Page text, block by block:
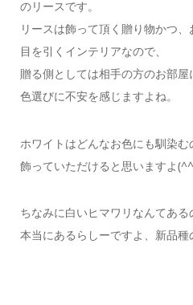
のリースです。
リースは飾って頂く贈り物かつ
目を引くインテリアなので、
贈る側としては相手の方のお部屋
色選びに不安を感じますよね。
ホワイトはどんなお色にも馴染
飾っていただけると思いますよ
ちなみに白いヒマワリなんてあ
本当にあるらしーですよ、新品